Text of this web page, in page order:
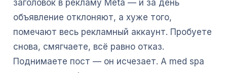
заголовок в рекламу Meta — и за день
объявление отклоняют, а хуже того,
помечают весь рекламный аккаунт. Пробуете
снова, смягчаете, всё равно отказ.
Поднимаете пост — он исчезает. А med spa